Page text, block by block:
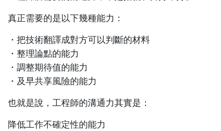
真正需要的是以下幾種能力：
・把技術翻譯成對方可以判斷的材料
・整理論點的能力
・調整期待值的能力
・及早共享風險的能力
也就是說，工程師的溝通力其實是：
降低工作不確定性的能力